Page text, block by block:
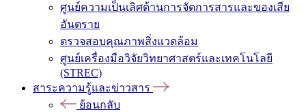
ศูนย์ความเป็นเลิศด้านการจัดการสารและของเสีย
อันตราย
ตรวจสอบคุณภาพสิ่งแวดล้อม
ศูนย์เครื่องมือวิจัยวิทยาศาสตร์และเทคโนโลยี
(STREC)
สาระความรู้และข่าวสาร
ย้อนกลับ